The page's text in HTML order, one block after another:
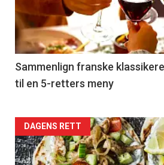
nå
-
5
Sammenlign franske
til en 5-retters meny
Forsiden
akkurat
DAGENS RETT